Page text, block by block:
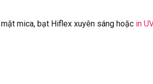
mica, bạt Hiflex xuyên sáng hoặc in UV